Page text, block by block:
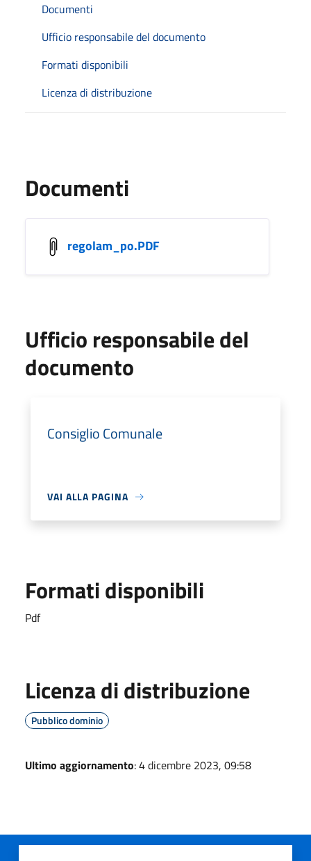
Documenti
Ufficio responsabile del documento
Formati disponibili
Licenza di distribuzione
Documenti
regolam_po.PDF
Ufficio responsabile del
documento
Consiglio Comunale
VAI ALLA PAGINA
Formati disponibili
Pdf
Licenza di distribuzione
Pubblico dominio
Ultimo aggiornamento: 4 dicembre 2023, 09:58